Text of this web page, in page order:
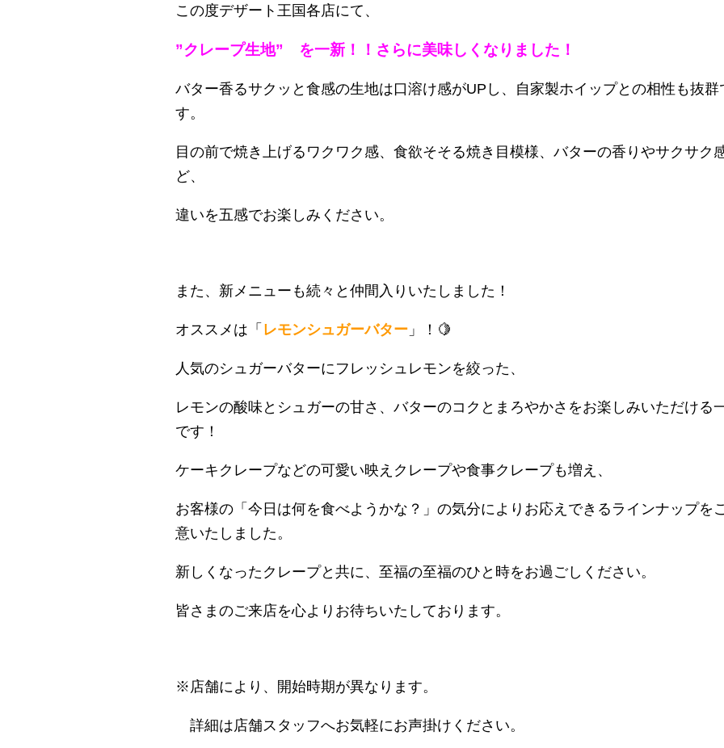
この度デザート王国各店にて、
”クレープ生地” を一新！！さらに美味しくなりました！
バター香るサクッと食感の生地は口溶け感がUPし、自家製ホイップとの相性も抜群
す。
目の前で焼き上げるワクワク感、食欲そそる焼き目模様、バターの香りやサクサク
ど、
違いを五感でお楽しみください。
また、新メニューも続々と仲間入りいたしました！
オススメは「 レモンシュガーバター 」！🍋
人気のシュガーバターにフレッシュレモンを絞った、
レモンの酸味とシュガーの甘さ、バターのコクとまろやかさをお楽しみいただける
です！
ケーキクレープなどの可愛い映えクレープや食事クレープも増え、
お客様の「今日は何を食べようかな？」の気分によりお応えできるラインナップを
意いたしました。
新しくなったクレープと共に、至福の至福のひと時をお過ごしください。
皆さまのご来店を心よりお待ちいたしております。
※店舗により、開始時期が異なります。
詳細は店舗スタッフへお気軽にお声掛けください。